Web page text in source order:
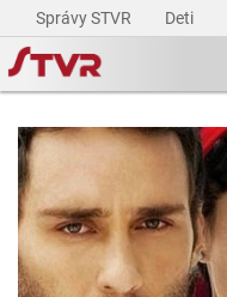
Správy STVR Deti